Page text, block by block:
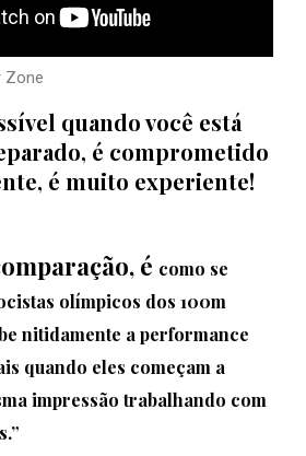
Zone
quando você está
é comprometido
é muito experiente!
é como se
olímpicos dos 100m
nitidamente a performance
quando eles começam a
impressão trabalhando com